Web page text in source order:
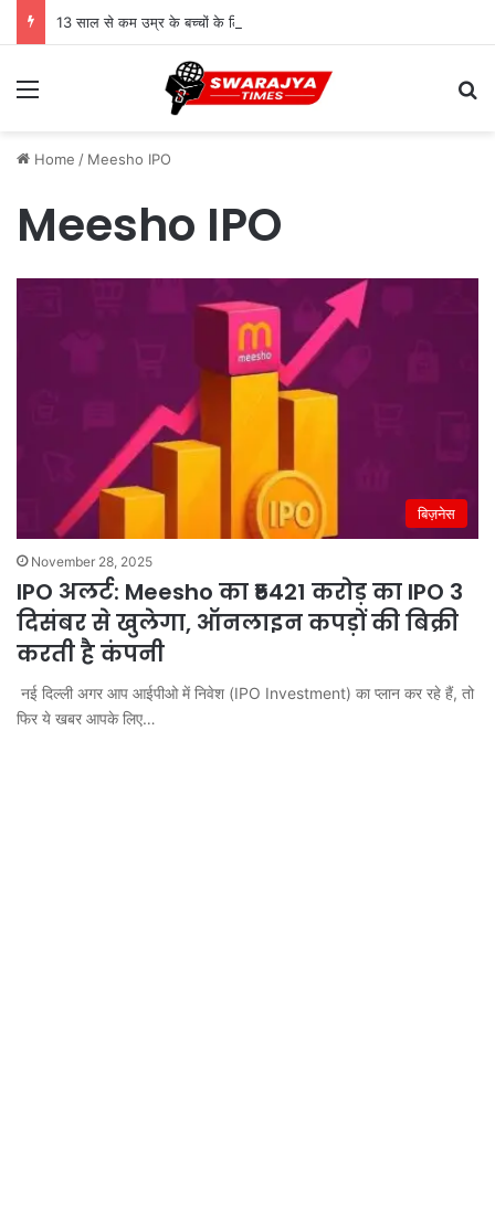
Menu
Home / Meesho IPO
Meesho IPO
बिज़नेस
November 28, 2025
IPO अलर्ट: Meesho का ₹5421 करोड़ का IPO 3
दिसंबर से खुलेगा, ऑनलाइन कपड़ों की बिक्री
करती है कंपनी
नई दिल्ली अगर आप आईपीओ में निवेश (IPO Investment) का प्लान कर रहे हैं, तो
फिर ये खबर आपके लिए…